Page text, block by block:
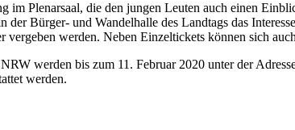
Plenarsaal, die den jungen Leuten auch einen
der Bürger- und Wandelhalle des Landtags das
werden. Neben Einzeltickets können sich
werden bis zum 11. Februar 2020 unter der
werden.